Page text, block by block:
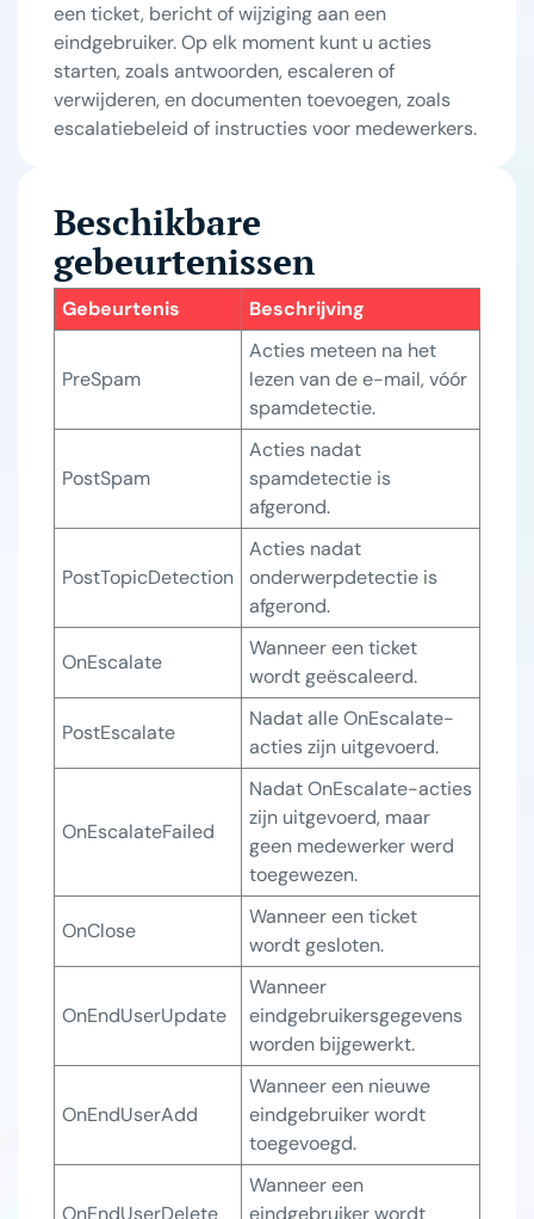
een ticket, bericht of wijziging aan een
eindgebruiker. Op elk moment kunt u acties
starten, zoals antwoorden, escaleren of
verwijderen, en documenten toevoegen, zoals
escalatiebeleid of instructies voor medewerkers.
Beschikbare
gebeurtenissen
Gebeurtenis Beschrijving
PreSpam
Acties meteen na het
lezen van de e-mail, vóór
spamdetectie.
PostSpam
Acties nadat
spamdetectie is
afgerond.
PostTopicDetection
Acties nadat
onderwerpdetectie is
afgerond.
OnEscalate
Wanneer een ticket
wordt geëscaleerd.
PostEscalate
Nadat alle OnEscalate-
acties zijn uitgevoerd.
OnEscalateFailed
Nadat OnEscalate-acties
zijn uitgevoerd, maar
geen medewerker werd
toegewezen.
OnClose
Wanneer een ticket
wordt gesloten.
OnEndUserUpdate
Wanneer
eindgebruikersgegevens
worden bijgewerkt.
OnEndUserAdd
Wanneer een nieuwe
eindgebruiker wordt
toegevoegd.
OnEndUserDelete
Wanneer een
eindgebruiker wordt